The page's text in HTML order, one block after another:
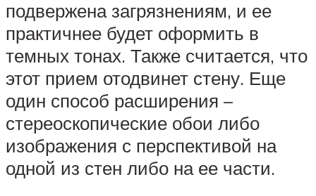
подвержена загрязнениям, и ее
практичнее будет оформить в
темных тонах. Также считается, что
этот прием отодвинет стену. Еще
один способ расширения –
стереоскопические обои либо
изображения с перспективой на
одной из стен либо на ее части.